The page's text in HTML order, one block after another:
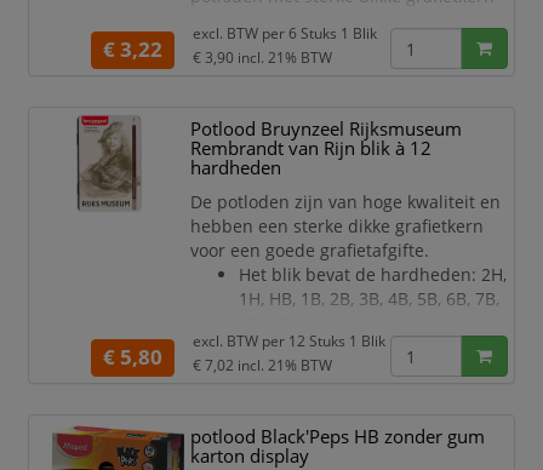
afhankelijk van de hardtegraad)
hebben een zeer goede grafietafgifte
hardheden. Het blik bevat 6
hardheden: HB, 1B, 2B, 4B, 6B, 8B.
Gebruik een grafietpuntenslijper voo
€ 3,22
excl. BTW per6 Stuks 1 Blik
€ 3,90 incl. 21% BTW
Potlood Bruynzeel Rijksmuseum
Rembrandt van Rijn blik à 12
hardheden
De potloden zijn van hoge kwaliteit en
hebben een sterke dikke grafietkern
voor een goede grafietafgifte.
Het blik bevat de hardheden: 2H,
1H, HB, 1B, 2B, 3B, 4B, 5B, 6B, 7B,
€ 5,80
excl. BTW per 12 Stuks 1 Blik
€ 7,02 incl. 21% BTW
potlood Black'Peps HB zonder gum
karton display